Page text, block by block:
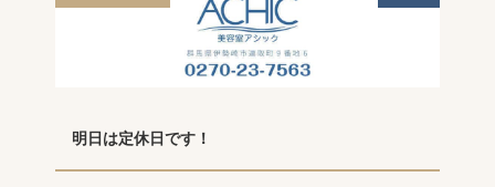
明日は定休日です！